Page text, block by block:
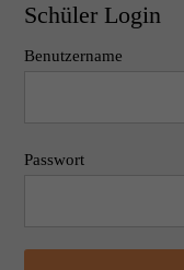
Schüler Login
Benutzername
Passwort